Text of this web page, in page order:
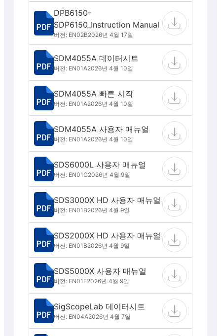
DPB6150-
SDP6150_Instruction Manual
버전: EN02B2026년 4월 17일
SDM4055A 데이터시트
버전: EN01A2026년 4월 10일
SDM4055A 빠른 시작
버전: EN01A2026년 4월 10일
SDM4055A 사용자 매뉴얼
버전: EN01A2026년 4월 10일
SDS6000L 사용자 매뉴얼
버전: EN01C2026년 4월 9일
SDS3000X HD 사용자 매뉴얼
버전: EN01B2026년 4월 9일
SDS2000X HD 사용자 매뉴얼
버전: EN01B2026년 4월 9일
SDS5000X 사용자 매뉴얼
버전: EN01F2026년 4월 9일
SigScopeLab 데이터시트
버전: EN04A2026년 4월 7일